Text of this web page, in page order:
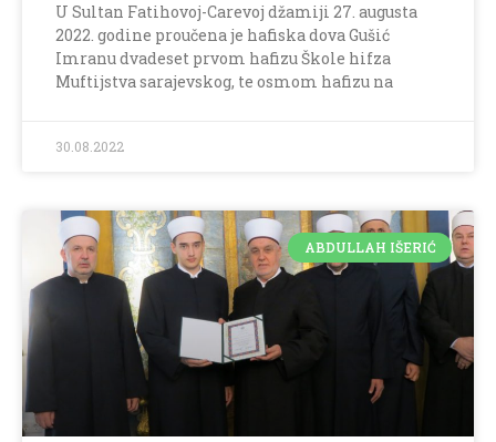
U Sultan Fatihovoj-Carevoj džamiji 27. augusta
2022. godine proučena je hafiska dova Gušić
Imranu dvadeset prvom hafizu Škole hifza
Muftijstva sarajevskog, te osmom hafizu na
30.08.2022
ABDULLAH IŠERIĆ